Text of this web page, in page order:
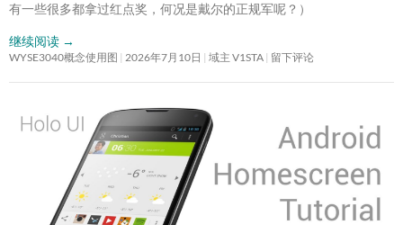
有一些很多都拿过红点奖，何况是戴尔的正规军呢？）
继续阅读 →
WYSE3040概念使用图 2026年7月10日 域主 V1STA 留下评论